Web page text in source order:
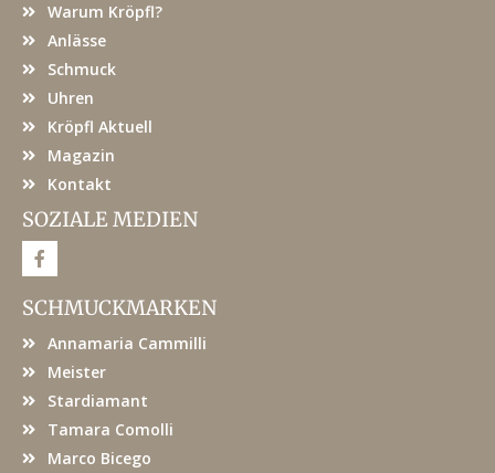
Warum Kröpfl?
Anlässe
Schmuck
Uhren
Kröpfl Aktuell
Magazin
Kontakt
SOZIALE MEDIEN
F
a
e
b
o
SCHMUCKMARKEN
Annamaria Cammilli
Meister
Stardiamant
Tamara Comolli
Marco Bicego